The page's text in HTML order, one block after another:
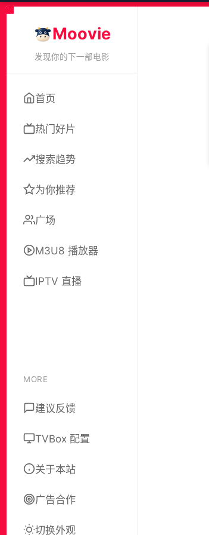
Moovie
发现你的下一部电影
首页
热门好片
搜索趋势
为你推荐
广场
M3U8 播放器
IPTV 直播
MORE
建议反馈
TVBox 配置
关于本站
广告合作
切换外观